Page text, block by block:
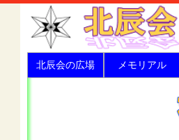
北辰会の広場 メモリアル